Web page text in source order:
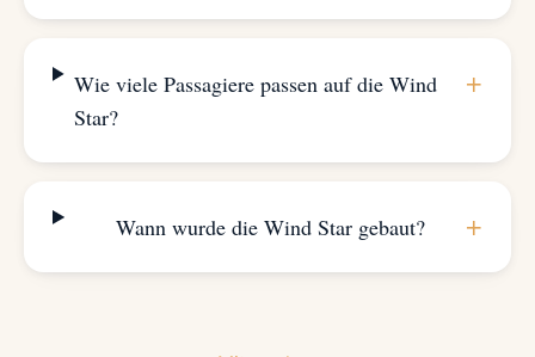
Wie viele Passagiere passen auf die Wind
Star?
+
Wann wurde die Wind Star gebaut? +